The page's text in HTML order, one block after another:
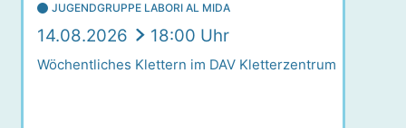
JUGENDGRUPPE LABORI AL MIDA
14.08.2026 18:00 Uhr
Wöchentliches Klettern im DAV Kletterzentrum